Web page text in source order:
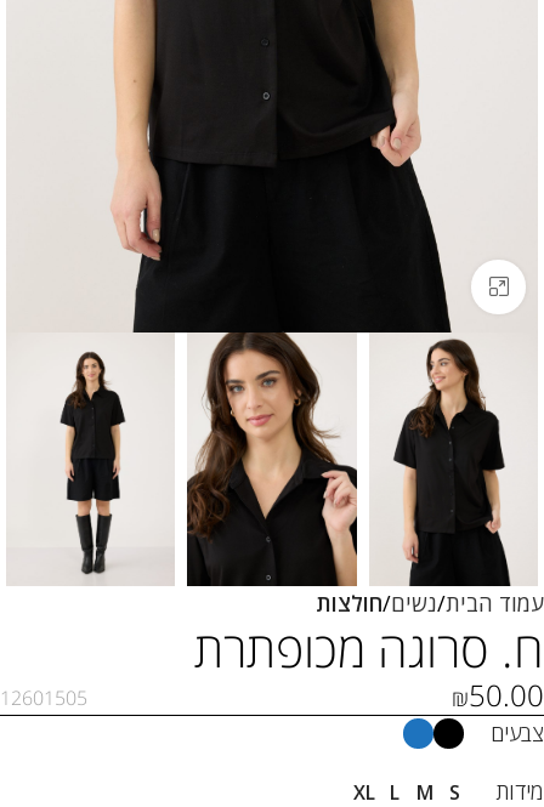
לחצו להגדלה
עמוד הבית נשים חולצות
ח. סרוגה מכופתרת
₪50.00
12601505
צבעים
מידות S
M
L
XL